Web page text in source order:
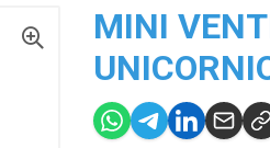
MINI